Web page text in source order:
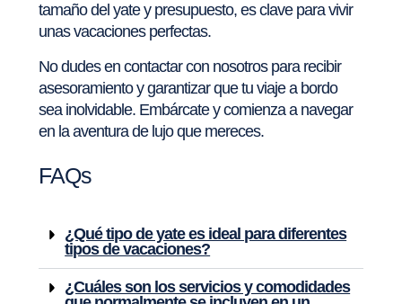
tamaño del yate y presupuesto, es clave para vivir
unas vacaciones perfectas.
No dudes en contactar con nosotros para recibir
asesoramiento y garantizar que tu viaje a bordo
sea inolvidable. Embárcate y comienza a navegar
en la aventura de lujo que mereces.
FAQs
¿Qué tipo de yate es ideal para diferentes
tipos de vacaciones?
¿Cuáles son los servicios y comodidades